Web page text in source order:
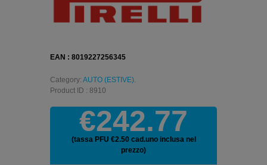
EAN : 8019227256345
Category: AUTO (ESTIVE)
Product ID : 8910
€242.77
(tassa PFU €2.50 cad.uno inclusa nel
prezzo)